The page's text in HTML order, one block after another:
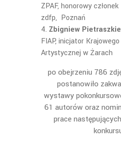
ZPAF, honorowy
zdfp, Poznań
Zbigniew
FIAP, inicjator
Artystycznej w Żarach
po obejrzeniu 786
postanowiło
wystawy
61 autorów oraz
prace